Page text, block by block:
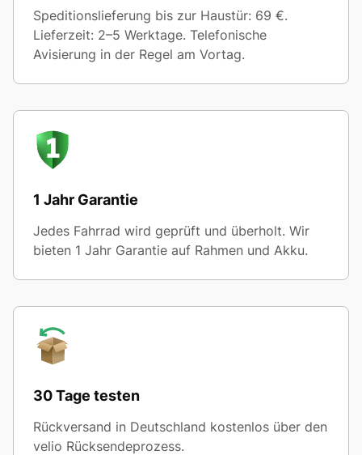
Speditionslieferung bis zur Haustür: 69 €.
Lieferzeit: 2–5 Werktage. Telefonische
Avisierung in der Regel am Vortag.
1 Jahr Garantie
Jedes Fahrrad wird geprüft und überholt. Wir
bieten 1 Jahr Garantie auf Rahmen und Akku.
30 Tage testen
Rückversand in Deutschland kostenlos über den
velio Rücksendeprozess.